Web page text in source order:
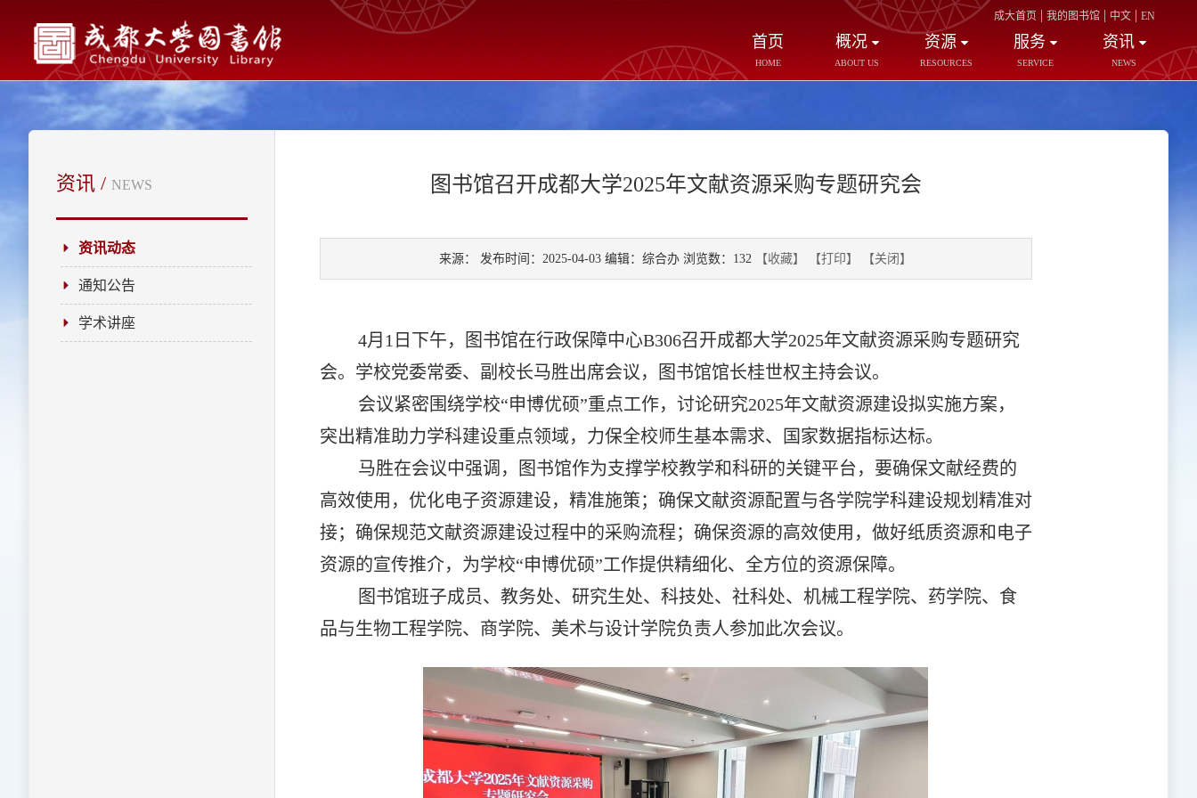
成大首页 | 我的图书馆 | 中文 | EN
首页
HOME
概况
ABOUT US
资源
RESOURCES
服务
SERVICE
资讯
NEWS
资讯 / NEWS
资讯动态
通知公告
学术讲座
图书馆召开成都大学2025年文献资源采购专题研究会
来源： 发布时间：2025-04-03 编辑：综合办 浏览数： 132 【收藏】 【打印】 【关闭】
4月1日下午，图书馆在行政保障中心B306召开成都大学2025年文献资源采购专题研究
会。学校党委常委、副校长马胜出席会议，图书馆馆长桂世权主持会议。
会议紧密围绕学校“申博优硕”重点工作，讨论研究2025年文献资源建设拟实施方案，
突出精准助力学科建设重点领域，力保全校师生基本需求、国家数据指标达标。
马胜在会议中强调，图书馆作为支撑学校教学和科研的关键平台，要确保文献经费的
高效使用，优化电子资源建设，精准施策；确保文献资源配置与各学院学科建设规划精准对
接；确保规范文献资源建设过程中的采购流程；确保资源的高效使用，做好纸质资源和电子
资源的宣传推介，为学校“申博优硕”工作提供精细化、全方位的资源保障。
图书馆班子成员、教务处、研究生处、科技处、社科处、机械工程学院、药学院、食
品与生物工程学院、商学院、美术与设计学院负责人参加此次会议。